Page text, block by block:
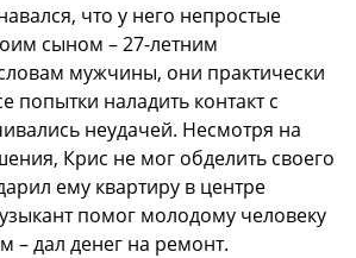
что у него непростые
сыном – 27-летним
мужчины, они практически
попытки наладить контакт с
неудачей. Несмотря на
Крис не мог обделить своего
ему квартиру в центре
помог молодому человеку
– дал денег на ремонт.